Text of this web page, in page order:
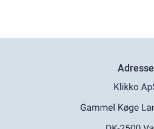
Adresse